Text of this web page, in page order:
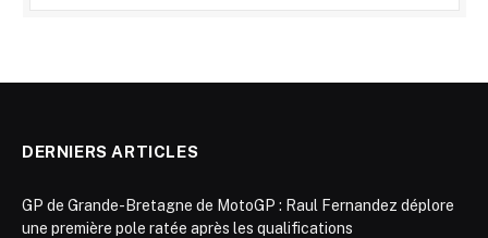
DERNIERS ARTICLES
GP de Grande-Bretagne de MotoGP : Raul Fernandez déplore
une première pole ratée après les qualifications